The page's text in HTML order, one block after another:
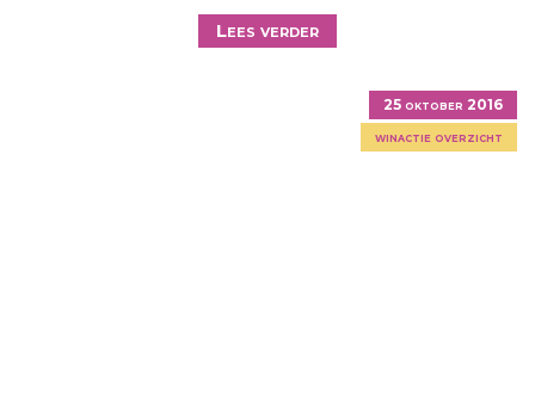
Lees verder
25 oktober 2016
winactie overzicht